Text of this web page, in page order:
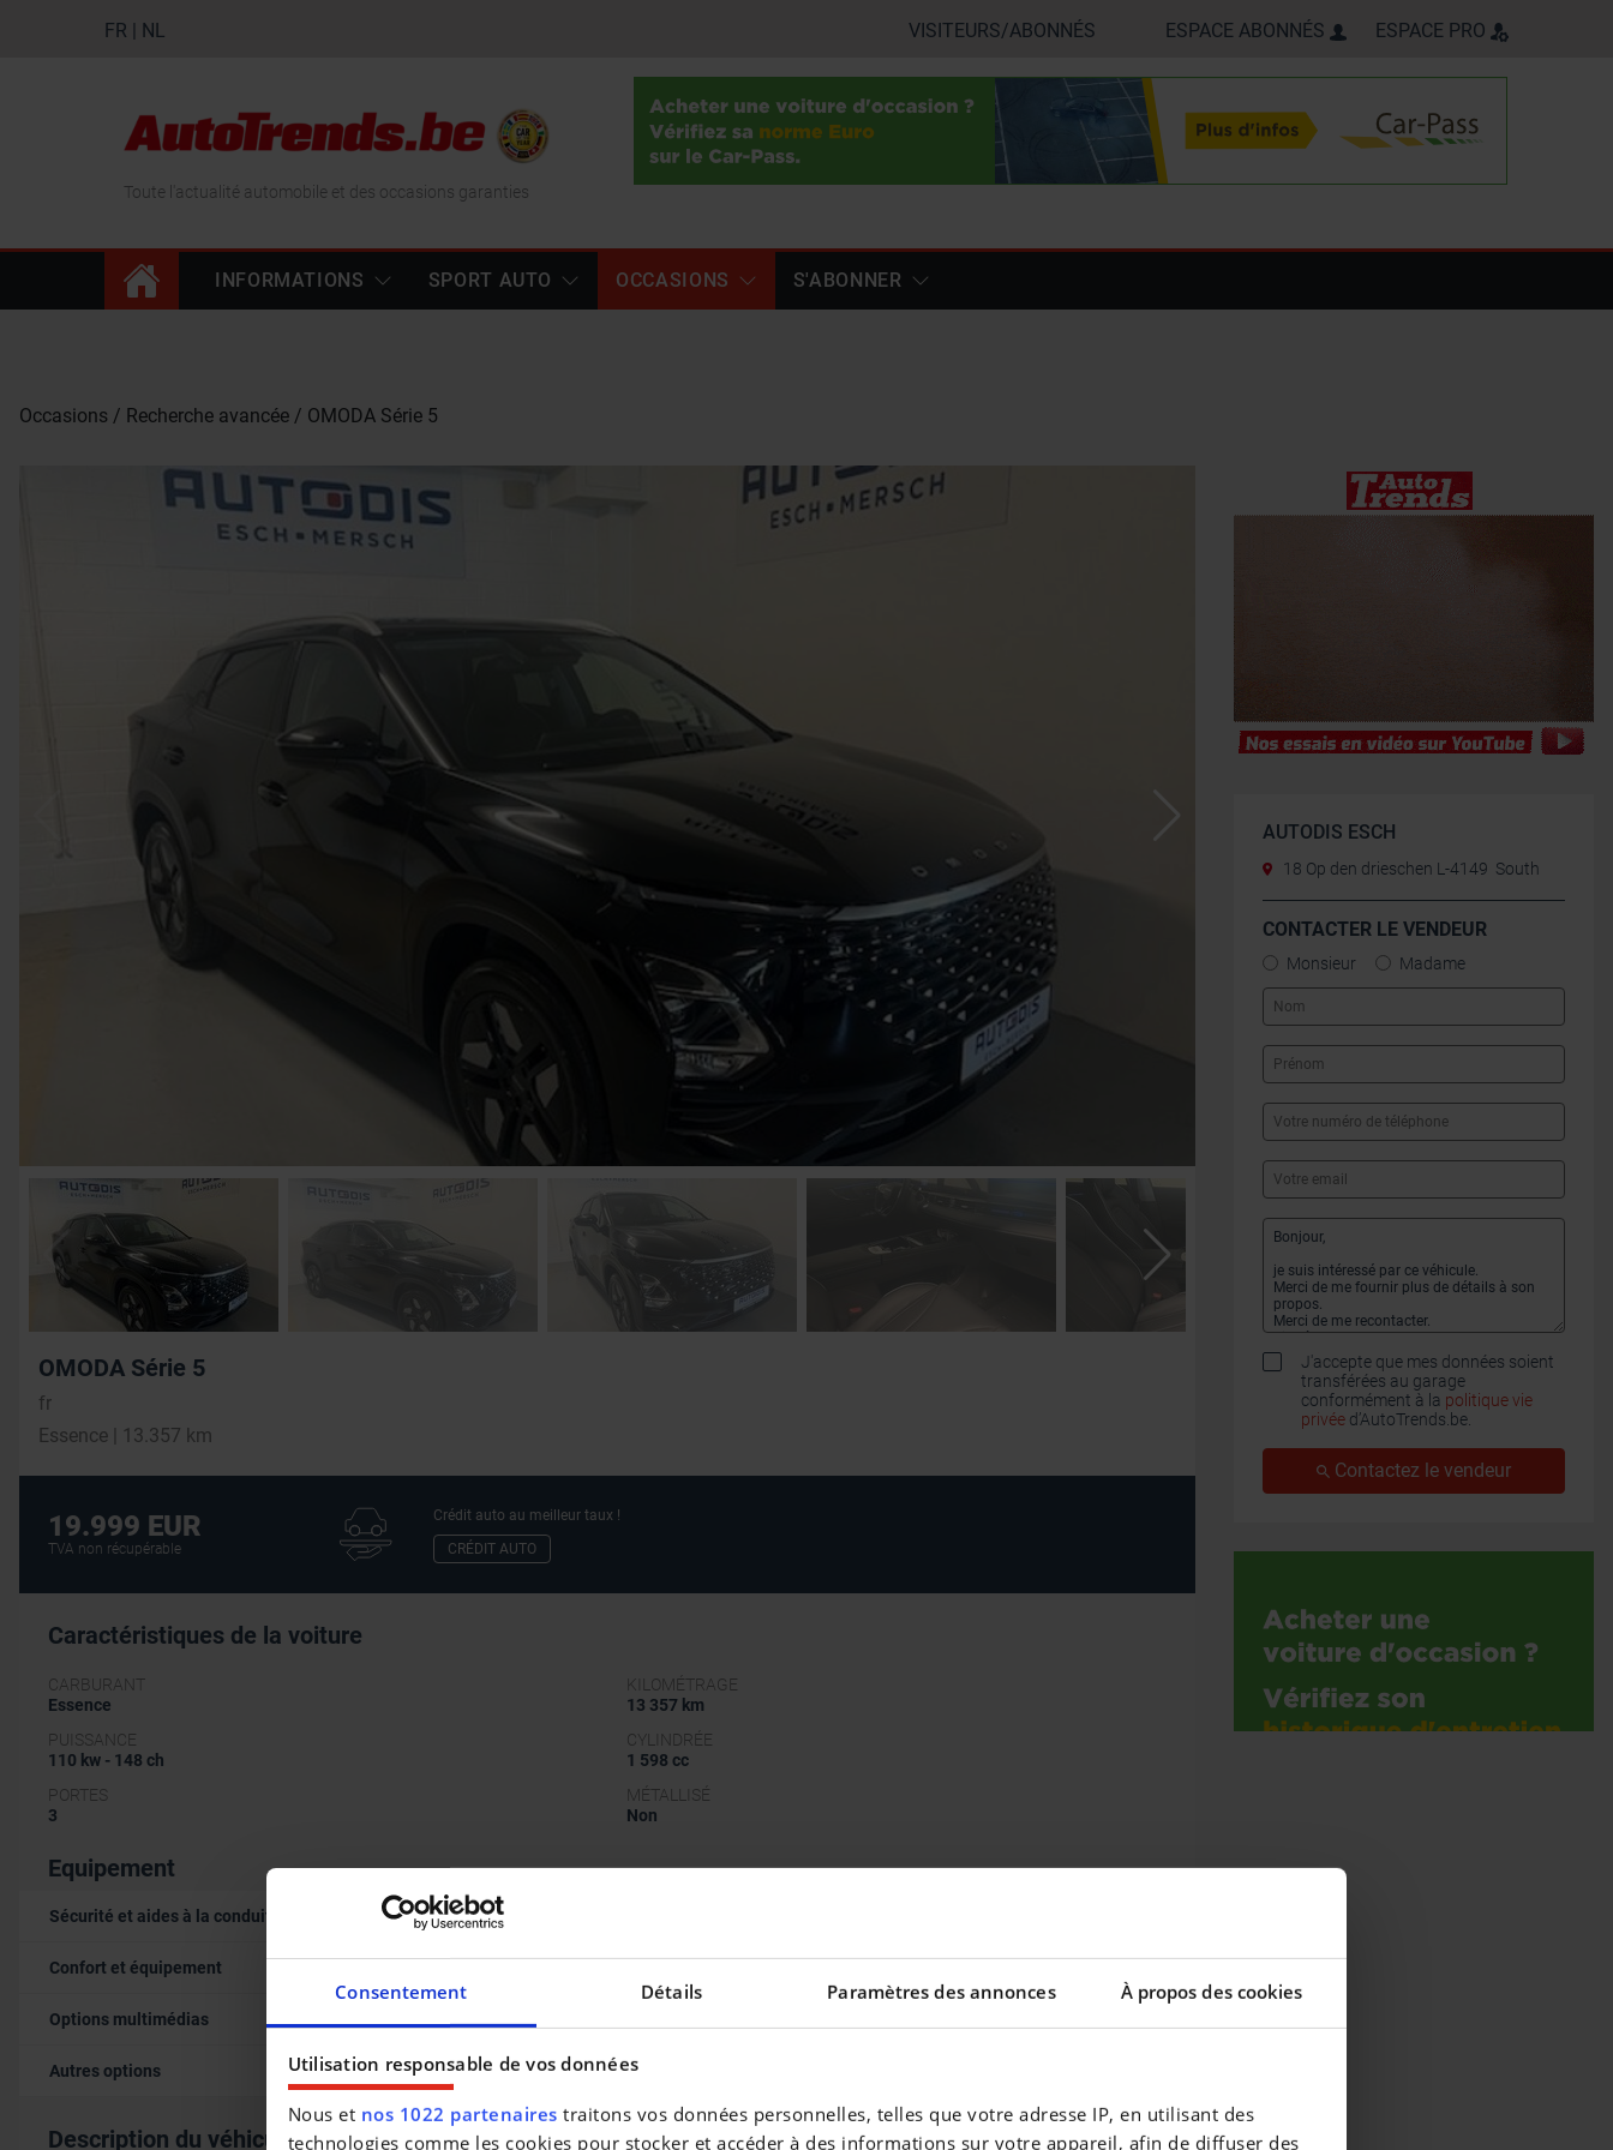
Consentement Détails Paramètres des annonces À propos des cookies
Utilisation responsable de vos données
Nous et nos 1022 partenaires traitons vos données personnelles, telles que votre adresse IP, en utilisant des
technologies comme les cookies pour stocker et accéder à des informations sur votre appareil, afin de diffuser des
FR | NL VISITEURS/ABONNÉS ESPACE ABONNÉS ESPACE PRO
Toute l'actualité automobile et des occasions garanties
INFORMATIONS SPORT AUTO OCCASIONS S'ABONNER
Occasions Recherche avancée OMODA Série 5
OMODA Série 5
fr
Essence | 13.357 km
19.999 EUR
TVA non récupérable
Crédit auto au meilleur taux !
CRÉDIT AUTO
Caractéristiques de la voiture
CARBURANT
Essence
KILOMÉTRAGE
13 357 km
PUISSANCE
110 kw - 148 ch
CYLINDRÉE
1 598 cc
PORTES
3
MÉTALLISÉ
Non
Equipement
Sécurité et aides à la conduite
Confort et équipement
Options multimédias
Autres options
Description du véhicule occasion
AUTODIS ESCH
18 Op den drieschen L-4149 South
CONTACTER LE VENDEUR
Monsieur Madame
J'accepte que mes données soient
transférées au garage
conformément à la politique vie
privée d’AutoTrends.be.
Contactez le vendeur